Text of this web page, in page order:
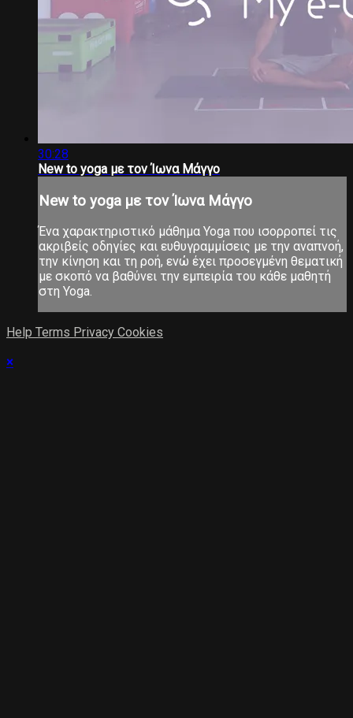
30:28
New to yoga με τον Ίωνα Μάγγο
New to yoga με τον Ίωνα Μάγγο
Ένα χαρακτηριστικό μάθημα Yoga που ισορροπεί τις
ακριβείς οδηγίες και ευθυγραμμίσεις με την αναπνοή,
την κίνηση και τη ροή, ενώ έχει προσεγμένη θεματική
με σκοπό να βαθύνει την εμπειρία του κάθε μαθητή
στη Yoga.
Help Terms Privacy Cookies
×